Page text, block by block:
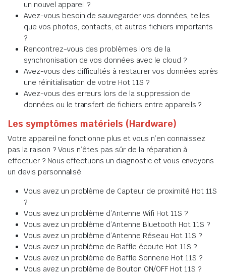
un nouvel appareil ?
Avez-vous besoin de sauvegarder vos données, telles
que vos photos, contacts, et autres fichiers importants
?
Rencontrez-vous des problèmes lors de la
synchronisation de vos données avec le cloud ?
Avez-vous des difficultés à restaurer vos données après
une réinitialisation de votre Hot 11S ?
Avez-vous des erreurs lors de la suppression de
données ou le transfert de fichiers entre appareils ?
Les symptômes matériels (Hardware)
Votre appareil ne fonctionne plus et vous n’en connaissez
pas la raison ? Vous n’êtes pas sûr de la réparation à
effectuer ? Nous effectuons un diagnostic et vous envoyons
un devis personnalisé.
Vous avez un problème de Capteur de proximité Hot 11S
?
Vous avez un problème d’Antenne Wifi Hot 11S ?
Vous avez un problème d’Antenne Bluetooth Hot 11S ?
Vous avez un problème d’Antenne Réseau Hot 11S ?
Vous avez un problème de Baffle écoute Hot 11S ?
Vous avez un problème de Baffle Sonnerie Hot 11S ?
Vous avez un problème de Bouton ON/OFF Hot 11S ?